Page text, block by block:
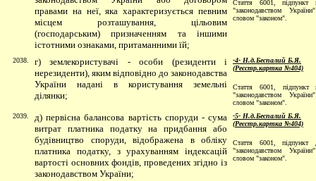
правами на неї, яка характеризується певним
місцем розташування, цільовим
(господарським) призначенням та іншими
істотними ознаками, притаманними їй;
Стаття 6001, підпункт
"законодавством
словом "законом".
2038.
г) землекористувачі - особи (резиденти і
нерезиденти), яким відповідно до законодавства
України надані в користування земельні
ділянки;
-4- Н.д.Беспалий Б.Я.
(Реєстр.картка №404)
Стаття 6001, підпункт
"законодавством
словом "законом".
2039.
д) первісна балансова вартість споруди - сума
витрат платника податку на придбання або
будівництво споруди, відображена в обліку
платника податку, з урахуванням індексацій
вартості основних фондів, проведених згідно із
законодавством України;
-5- Н.д.Беспалий Б.Я.
(Реєстр.картка №404)
Стаття 6001, підпункт
"законодавством
словом "законом".